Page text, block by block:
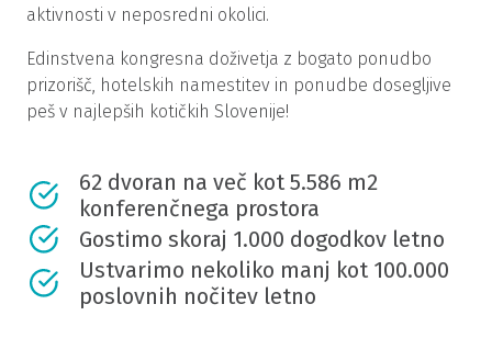
aktivnosti v neposredni okolici.
Edinstvena kongresna doživetja z bogato ponudbo
prizorišč, hotelskih namestitev in ponudbe dosegljive
peš v najlepših kotičkih Slovenije!
62 dvoran na več kot 5.586 m2
konferenčnega prostora
Gostimo skoraj 1.000 dogodkov letno
Ustvarimo nekoliko manj kot 100.000
poslovnih nočitev letno